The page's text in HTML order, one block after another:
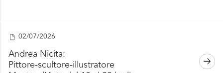
02/07/2026
Andrea Nicita:
Pittore-scultore-illustratore